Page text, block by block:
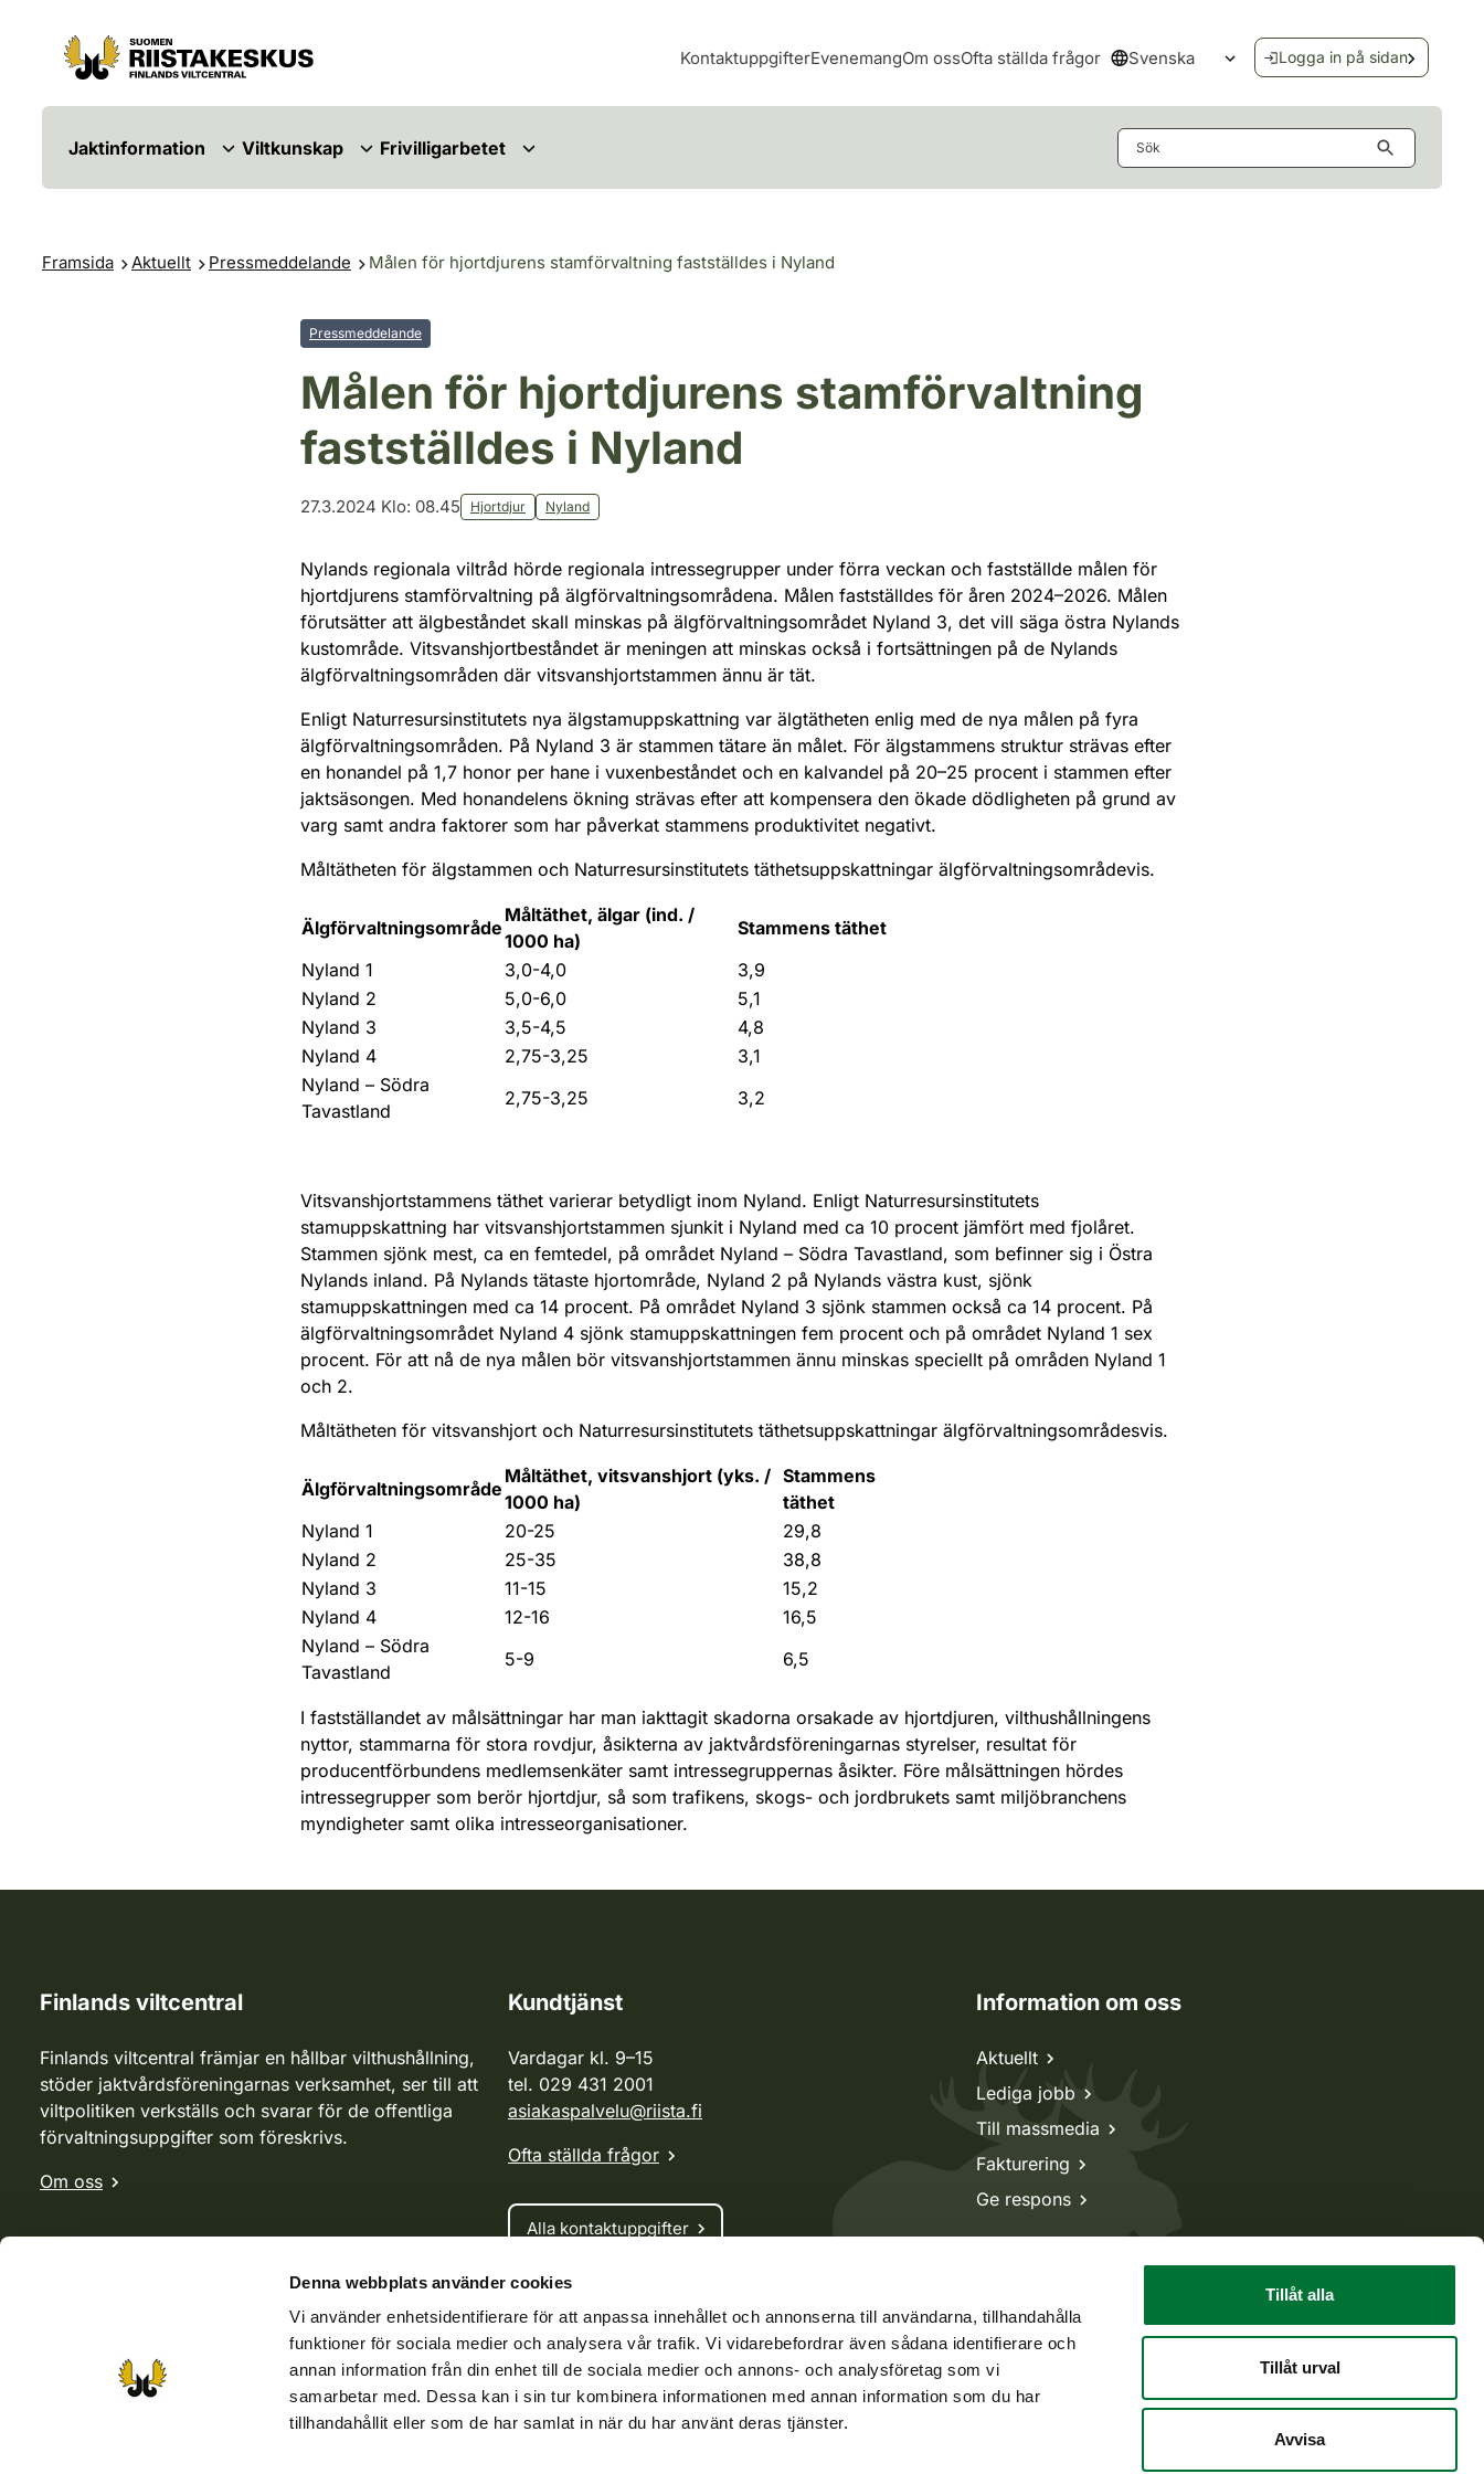
Denna webbplats använder cookies
Vi använder enhetsidentifierare för att anpassa innehållet och annonserna till användarna, tillhandahålla
funktioner för sociala medier och analysera vår trafik. Vi vidarebefordrar även sådana identifierare och
annan information från din enhet till de sociala medier och annons- och analysföretag som vi
samarbetar med. Dessa kan i sin tur kombinera informationen med annan information som du har
tillhandahållit eller som de har samlat in när du har använt deras tjänster.
Tillåt alla
Tillåt urval
Avvisa
Hoppa till innehåll
Gå till webbplatskartan
KontaktuppgifterEvenemangOm ossOfta ställda frågor Svenska
Öppna språkmenyn
Logga in på sidan
Jaktinformation Viltkunskap Frivilligarbetet
Framsida Aktuellt Pressmeddelande Målen för hjortdjurens stamförvaltning fastställdes i Nyland
Pressmeddelande
Målen för hjortdjurens stamförvaltning
fastställdes i Nyland
27.3.2024 Klo: 08.45 Hjortdjur Nyland
Nylands regionala viltråd hörde regionala intressegrupper under förra veckan och fastställde målen för
hjortdjurens stamförvaltning på älgförvaltningsområdena. Målen fastställdes för åren 2024–2026. Målen
förutsätter att älgbeståndet skall minskas på älgförvaltningsområdet Nyland 3, det vill säga östra Nylands
kustområde. Vitsvanshjortbeståndet är meningen att minskas också i fortsättningen på de Nylands
älgförvaltningsområden där vitsvanshjortstammen ännu är tät.
Enligt Naturresursinstitutets nya älgstamuppskattning var älgtätheten enlig med de nya målen på fyra
älgförvaltningsområden. På Nyland 3 är stammen tätare än målet. För älgstammens struktur strävas efter
en honandel på 1,7 honor per hane i vuxenbeståndet och en kalvandel på 20–25 procent i stammen efter
jaktsäsongen. Med honandelens ökning strävas efter att kompensera den ökade dödligheten på grund av
varg samt andra faktorer som har påverkat stammens produktivitet negativt.
Måltätheten för älgstammen och Naturresursinstitutets täthetsuppskattningar älgförvaltningsområdevis.
Älgförvaltningsområde
Måltäthet, älgar (ind. /
1000 ha)
Stammens täthet
Nyland 1
3,0-4,0
3,9
Nyland 2
5,0-6,0
5,1
Nyland 3
3,5-4,5
4,8
Nyland 4
2,75-3,25
3,1
Nyland – Södra
Tavastland
2,75-3,25 3,2
Vitsvanshjortstammens täthet varierar betydligt inom Nyland. Enligt Naturresursinstitutets
stamuppskattning har vitsvanshjortstammen sjunkit i Nyland med ca 10 procent jämfört med fjolåret.
Stammen sjönk mest, ca en femtedel, på området Nyland – Södra Tavastland, som befinner sig i Östra
Nylands inland. På Nylands tätaste hjortområde, Nyland 2 på Nylands västra kust, sjönk
stamuppskattningen med ca 14 procent. På området Nyland 3 sjönk stammen också ca 14 procent. På
älgförvaltningsområdet Nyland 4 sjönk stamuppskattningen fem procent och på området Nyland 1 sex
procent. För att nå de nya målen bör vitsvanshjortstammen ännu minskas speciellt på områden Nyland 1
och 2.
Måltätheten för vitsvanshjort och Naturresursinstitutets täthetsuppskattningar älgförvaltningsområdesvis.
Älgförvaltningsområde
Måltäthet, vitsvanshjort (yks. /
1000 ha)
Stammens
täthet
Nyland 1
20-25
29,8
Nyland 2
25-35
38,8
Nyland 3
11-15
15,2
Nyland 4
12-16
16,5
Nyland – Södra
Tavastland
5-9 6,5
I fastställandet av målsättningar har man iakttagit skadorna orsakade av hjortdjuren, vilthushållningens
nyttor, stammarna för stora rovdjur, åsikterna av jaktvårdsföreningarnas styrelser, resultat för
producentförbundens medlemsenkäter samt intressegruppernas åsikter. Före målsättningen hördes
intressegrupper som berör hjortdjur, så som trafikens, skogs- och jordbrukets samt miljöbranchens
myndigheter samt olika intresseorganisationer.
Finlands viltcentral
Finlands viltcentral främjar en hållbar vilthushållning,
stöder jaktvårdsföreningarnas verksamhet, ser till att
viltpolitiken verkställs och svarar för de offentliga
förvaltningsuppgifter som föreskrivs.
Om oss
Kundtjänst
Vardagar kl. 9–15
tel. 029 431 2001
asiakaspalvelu@riista.fi
Ofta ställda frågor
Alla kontaktuppgifter
Jaktkort
Oma riista -tjänsten
Ansökan om licenser och dispenser
Information om oss
Aktuellt
Lediga jobb
Till massmedia
Fakturering
Ge respons